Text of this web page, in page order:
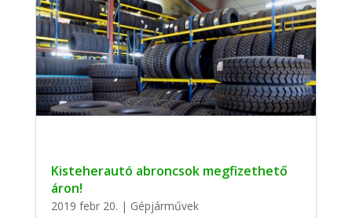
Kisteherautó abroncsok megfizethető
áron!
2019 febr 20. | Gépjárművek